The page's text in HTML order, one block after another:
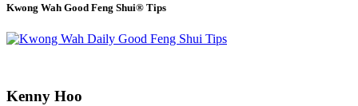
Kwong Wah Good Feng Shui® Tips
Kenny Hoo